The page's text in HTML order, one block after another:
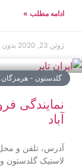
ادامه مطلب »
ژوئن 23, 2020 بدون
گلدستون - هرمزگان
نمایندگی
آباد
آدرس، تلفن و
لاستیک گلدستون